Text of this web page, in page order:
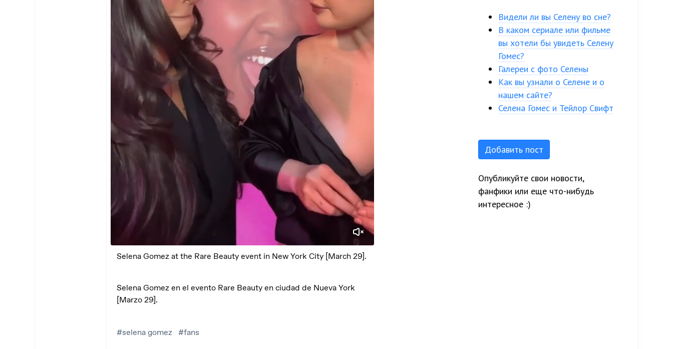
Видели ли вы Селену во сне?
В каком сериале или фильме
вы хотели бы увидеть Селену
Гомес?
Галереи с фото Селены
Как вы узнали о Селене и о
нашем сайте?
Селена Гомес и Тейлор Свифт
Добавить пост
Опубликуйте свои новости,
фанфики или еще что-нибудь
интересное :)